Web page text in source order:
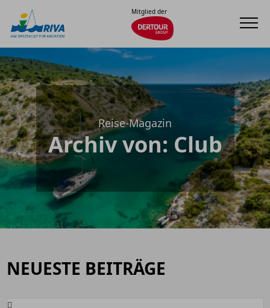
Mitglied der
Reise-Magazin
Archiv von: Club
NEUESTE BEITRÄGE